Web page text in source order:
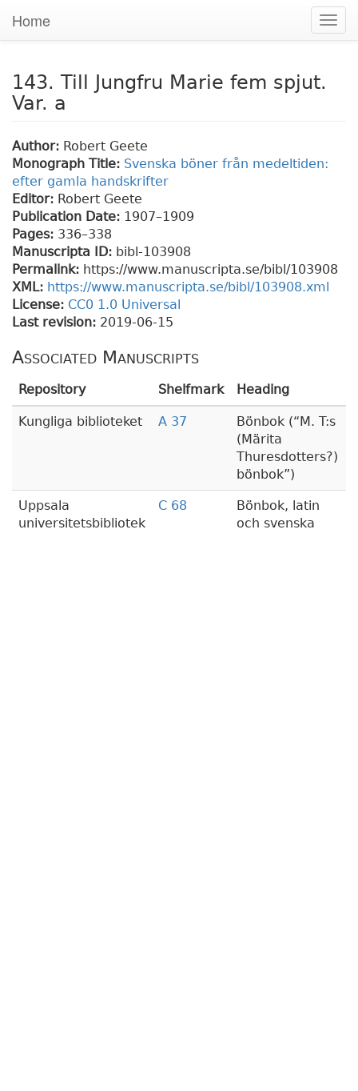
Home
143. Till Jungfru Marie fem spjut.
Var. a
Author: Robert Geete
Monograph Title: Svenska böner från medeltiden:
efter gamla handskrifter
Editor: Robert Geete
Publication Date: 1907–1909
Pages: 336–338
Manuscripta ID: bibl-103908
Permalink: https://www.manuscripta.se/bibl/103908
XML: https://www.manuscripta.se/bibl/103908.xml
License: CC0 1.0 Universal
Last revision: 2019-06-15
Associated Manuscripts
Repository Shelfmark Heading
Kungliga biblioteket A 37 Bönbok ( M. T:s
(Märita
Thuresdotters?)
bönbok )
Uppsala
universitetsbibliotek
C 68
Bönbok, latin
och svenska